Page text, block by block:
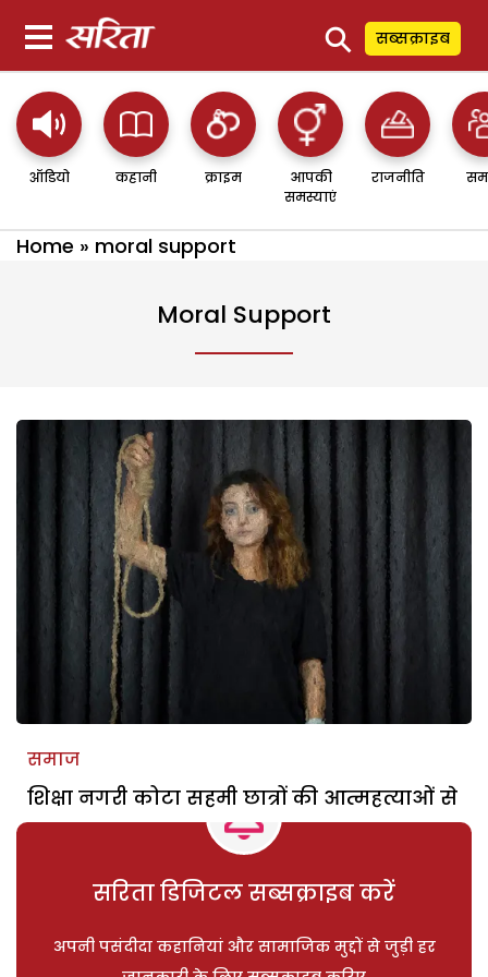
⚲ सब्सक्राइब
ऑडियो कहानी क्राइम
आपकी
समस्याएं
राजनीति
Home » moral support
Moral Support
समाज
शिक्षा नगरी कोटा सहमी छात्रों की आत्महत्याओं से
सरिता डिजिटल सब्सक्राइब करें
अपनी पसंदीदा कहानियां और सामाजिक मुद्दों से जुड़ी हर